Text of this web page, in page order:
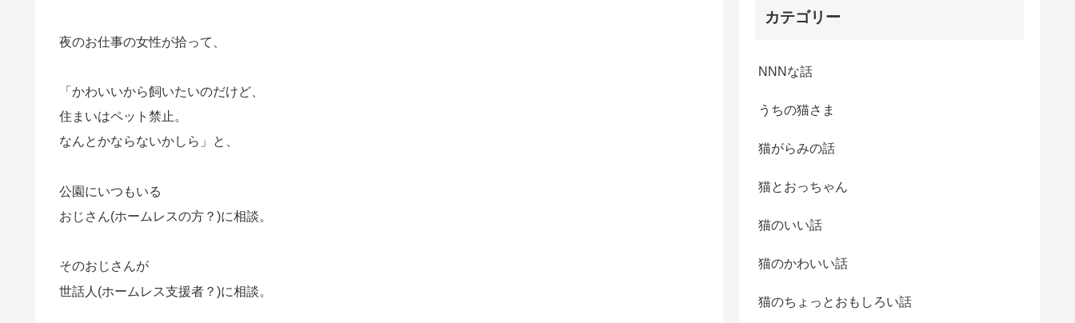
夜のお仕事の女性が拾って、
「かわいいから飼いたいのだけど、
住まいはペット禁止。
なんとかならないかしら」と、
公園にいつもいる
おじさん(ホームレスの方？)に相談。
そのおじさんが
世話人(ホームレス支援者？)に相談。
カテゴリー
NNNな話
うちの猫さま
猫がらみの話
猫とおっちゃん
猫のいい話
猫のかわいい話
猫のちょっとおもしろい話